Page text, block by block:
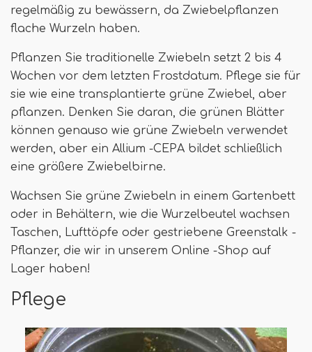
regelmäßig zu bewässern, da Zwiebelpflanzen
flache Wurzeln haben.
Pflanzen Sie traditionelle Zwiebeln setzt 2 bis 4
Wochen vor dem letzten Frostdatum. Pflege sie für
sie wie eine transplantierte grüne Zwiebel, aber
pflanzen. Denken Sie daran, die grünen Blätter
können genauso wie grüne Zwiebeln verwendet
werden, aber ein Allium -CEPA bildet schließlich
eine größere Zwiebelbirne.
Wachsen Sie grüne Zwiebeln in einem Gartenbett
oder in Behältern, wie die Wurzelbeutel wachsen
Taschen, Lufttöpfe oder gestriebene Greenstalk -
Pflanzer, die wir in unserem Online -Shop auf
Lager haben!
Pflege